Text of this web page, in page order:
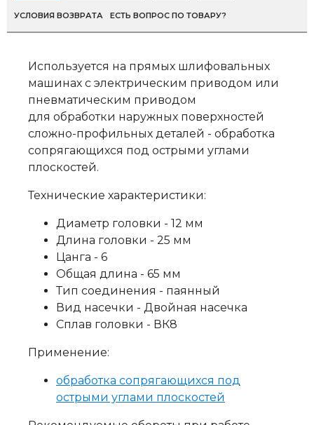
УСЛОВИЯ ВОЗВРАТА ЕСТЬ ВОПРОС ПО ТОВАРУ?
Используется на прямых шлифовальных
машинах с электрическим приводом или
пневматическим приводом
для обработки наружных поверхностей
сложно-профильных деталей - обработка
сопрягающихся под острыми углами
плоскостей.
Технические характеристики:
Диаметр головки - 12 мм
Длина головки - 25 мм
Цанга - 6
Общая длина - 65 мм
Тип соединения - паянный
Вид насечки - Двойная насечка
Сплав головки - ВК8
Применение:
обработка сопрягающихся под
острыми углами плоскостей